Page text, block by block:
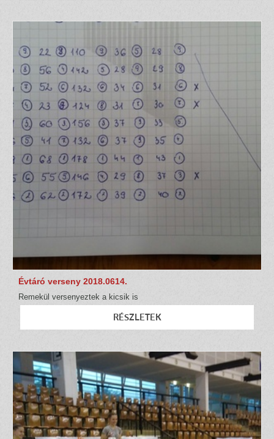
Évtáró verseny 2018.0614.
Remekül versenyeztek a kicsik is
RÉSZLETEK